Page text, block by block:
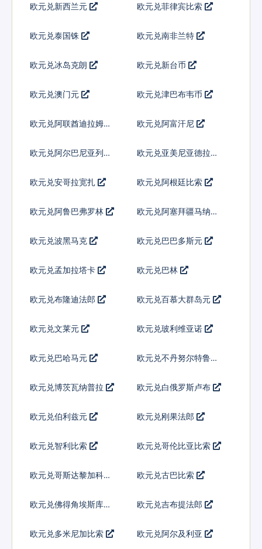
欧元兑新西兰元 欧元兑菲律宾比索
欧元兑泰国铢 欧元兑南非兰特
欧元兑冰岛克朗 欧元兑新台币
欧元兑澳门元 欧元兑津巴布韦币
欧元兑阿联酋迪拉姆流
欧元兑阿富汗尼
欧元兑阿尔巴尼亚列克 欧元兑亚美尼亚德拉姆
欧元兑安哥拉宽扎 欧元兑阿根廷比索
欧元兑阿鲁巴弗罗林 欧元兑阿塞拜疆马纳特
欧元兑波黑马克 欧元兑巴巴多斯元
欧元兑孟加拉塔卡 欧元兑巴林
欧元兑布隆迪法郎 欧元兑百慕大群岛元
欧元兑文莱元 欧元兑玻利维亚诺
欧元兑巴哈马元 欧元兑不丹努尔特鲁姆
欧元兑博茨瓦纳普拉 欧元兑白俄罗斯卢布
欧元兑伯利兹元 欧元兑刚果法郎
欧元兑智利比索 欧元兑哥伦比亚比索
欧元兑哥斯达黎加科朗 欧元兑古巴比索
欧元兑佛得角埃斯库多 欧元兑吉布提法郎
欧元兑多米尼加比索 欧元兑阿尔及利亚